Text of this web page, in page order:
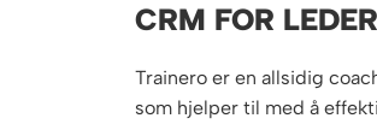
CRM FOR
Trainero er en allsidig
som hjelper til med å